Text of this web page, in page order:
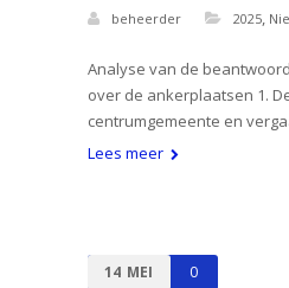
beheerder 2025,
Analyse van de
over de ankerplaatsen 1.
centrumgemeente en
Lees meer
14 MEI 0